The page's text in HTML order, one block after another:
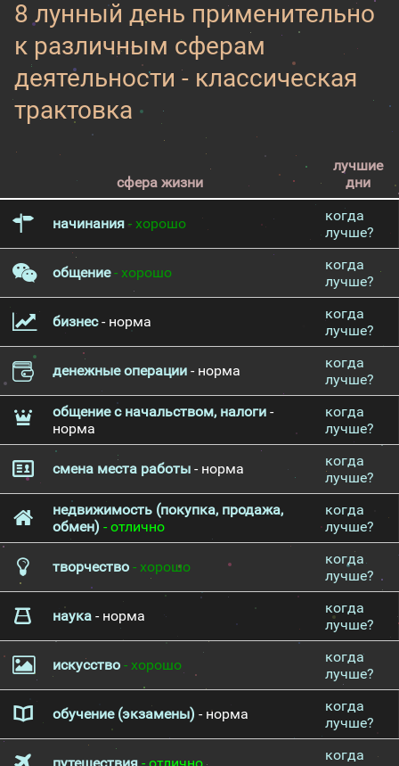
8 лунный день применительно
к различным сферам
деятельности - классическая
трактовка
сфера жизни
лучшие
дни
начинания - хорошо
когда
лучше?
общение- хорошо
когда
лучше?
бизнес- норма
когда
лучше?
денежные операции - норма
когда
лучше?
общение с начальством, налоги -
норма
когда
лучше?
смена места работы - норма
когда
лучше?
недвижимость (покупка, продажа,
обмен) - отлично
когда
лучше?
творчество - хорошо
когда
лучше?
наука - норма
когда
лучше?
искусство - хорошо
когда
лучше?
обучение (экзамены) - норма
когда
лучше?
когда